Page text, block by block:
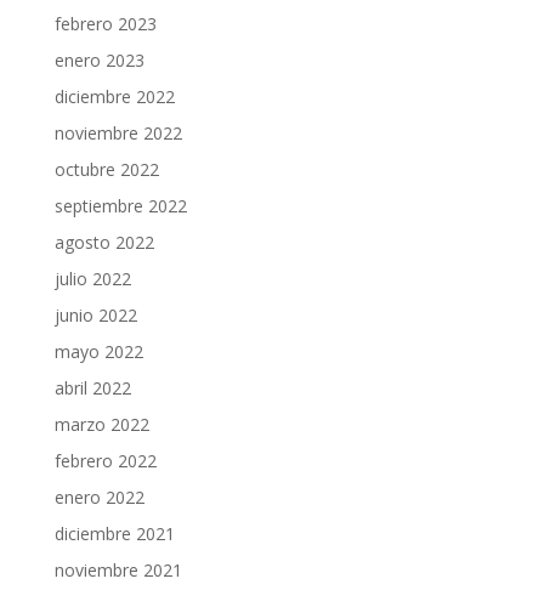
febrero 2023
enero 2023
diciembre 2022
noviembre 2022
octubre 2022
septiembre 2022
agosto 2022
julio 2022
junio 2022
mayo 2022
abril 2022
marzo 2022
febrero 2022
enero 2022
diciembre 2021
noviembre 2021